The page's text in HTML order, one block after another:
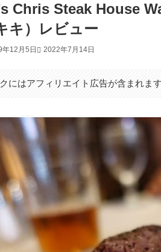
Chris Steak House
キ）レビュー
12月5日 2022年7月14日
にはアフィリエイト広告が含まれます